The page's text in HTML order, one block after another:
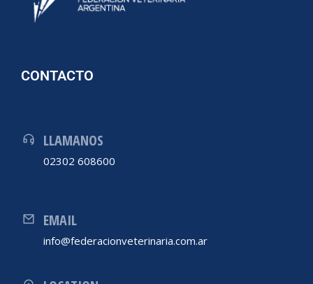
CONTACTO
LLAMANOS
02302 608600
EMAIL
info@federacionveterinaria.com.ar